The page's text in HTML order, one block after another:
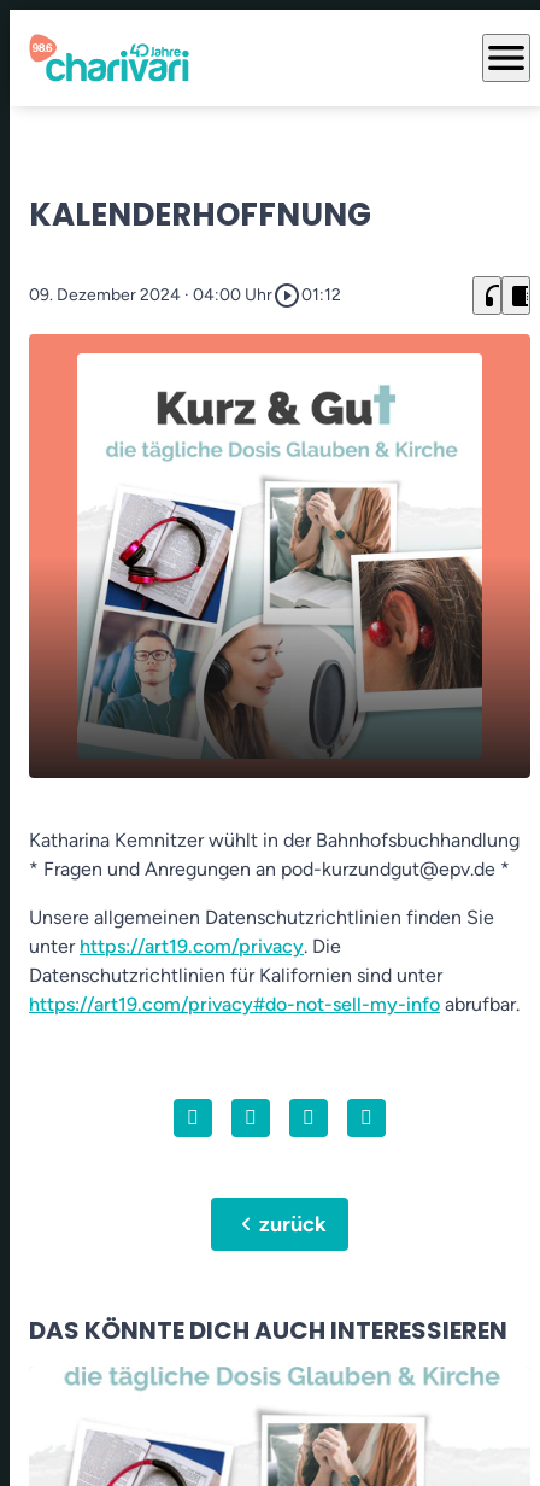
menu
KALENDERHOFFNUNG
09. Dezember 2024 · 04:00 Uhrplay_circle_outline01:12 headphones chrome_reader_mode
play_arrow
00:00 01:12
Katharina Kemnitzer wühlt in der Bahnhofsbuchhandlung
* Fragen und Anregungen an pod-kurzundgut@epv.de *
Unsere allgemeinen Datenschutzrichtlinien finden Sie
unter https://art19.com/privacy. Die
Datenschutzrichtlinien für Kalifornien sind unter
https://art19.com/privacy#do-not-sell-my-info abrufbar.
chevron_leftzurück
DAS KÖNNTE DICH AUCH INTERESSIEREN